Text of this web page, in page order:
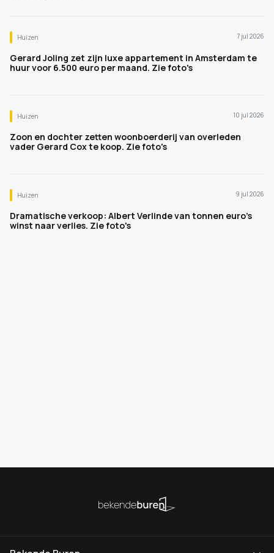
Huizen 7 jul 2026
Gerard Joling zet zijn luxe appartement in Amsterdam te
huur voor 6.500 euro per maand. Zie foto's
Huizen 10 jul 2026
Zoon en dochter zetten woonboerderij van overleden
vader Gerard Cox te koop. Zie foto's
Huizen 9 jul 2026
Dramatische verkoop: Albert Verlinde van tonnen euro's
winst naar verlies. Zie foto's